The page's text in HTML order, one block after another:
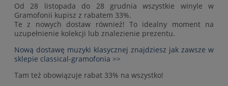
Od 28 listopada do 28 grudnia wszystkie winyle w
Gramofonii kupisz z rabatem 33%.
Te z nowych dostaw również! To idealny moment na
uzupełnienie kolekcji lub znalezienie prezentu.
Nową dostawę muzyki klasycznej znajdziesz jak zawsze w
sklepie classical-gramofonia >>
Tam też obowiązuje rabat 33% na wszystko!